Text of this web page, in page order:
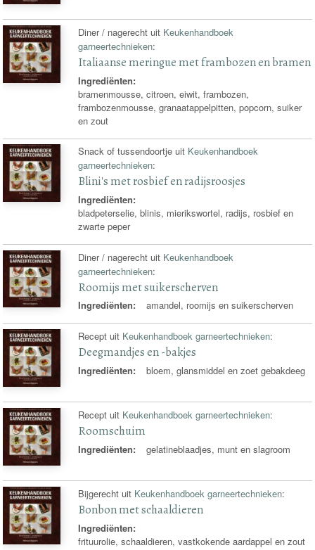
Diner / nagerecht uit Keukenhandboek
garneertechnieken:
Italiaanse meringue met frambozen en bramen
Ingrediënten:
bramenmousse, citroen, eiwit, frambozen,
frambozenmousse, granaatappelpitten, popcorn, suiker
en zout
Snack of tussendoortje uit Keukenhandboek
garneertechnieken:
Blini's met rosbief en radijsroosjes
Ingrediënten:
bladpeterselie, blinis, mierikswortel, radijs, rosbief en
zwarte peper
Diner / nagerecht uit Keukenhandboek
garneertechnieken:
Roomijs met suikerscherven
Ingrediënten: amandel, roomijs en suikerscherven
Recept uit Keukenhandboek garneertechnieken:
Deegmandjes en -bakjes
Ingrediënten: bloem, glansmiddel en zoet gebakdeeg
Recept uit Keukenhandboek garneertechnieken:
Roomschuim
Ingrediënten: gelatineblaadjes, munt en slagroom
Bijgerecht uit Keukenhandboek garneertechnieken:
Bonbon met schaaldieren
Ingrediënten:
frituurolie, schaaldieren, vastkokende aardappel en zout